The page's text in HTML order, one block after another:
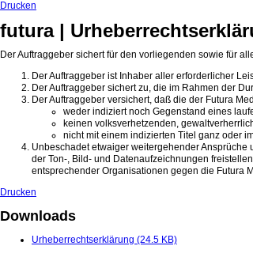
Drucken
futura |
Der Auftraggeber sichert für den vorliegenden sowie für
Der Auftraggeber ist Inhaber aller erforderlicher
Der Auftraggeber sichert zu, die im Rahmen der
Der Auftraggeber versichert, daß die der Futura
weder indiziert noch Gegenstand eines
keinen volksverhetzenden,
nicht mit einem indizierten Titel ganz oder
Unbeschadet etwaiger weitergehender Ansprüche
der Ton-, Bild- und Datenaufzeichnungen
entsprechender Organisationen gegen die Futura
Drucken
Downloads
Urheberrechtserklärung (24.5 KB)